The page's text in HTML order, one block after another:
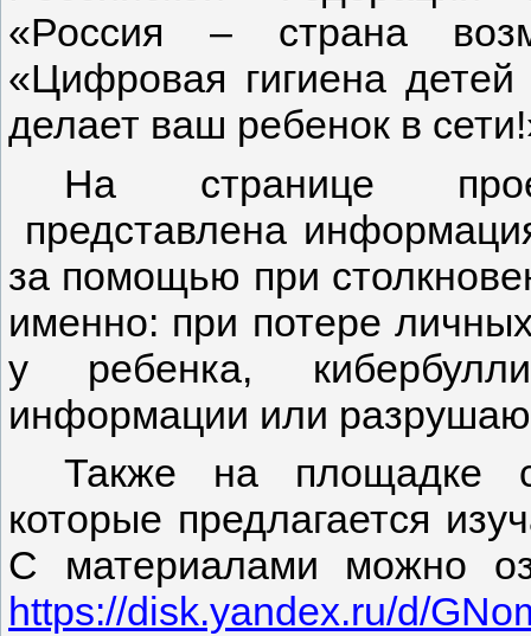
«Россия – страна
«Цифровая гигиена
делает ваш ребенок в
На странице
представлена
за помощью при
именно: при потере
у ребенка,
информации или
Также на площадке
которые предлагается
С материалами можно
https://disk.yandex.ru/d/